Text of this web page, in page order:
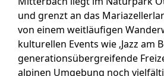
und grenzt an das
von einem weitläufigen
kulturellen Events wie ‚Jazz am
generationsübergreifende
alpinen Umgebung noch